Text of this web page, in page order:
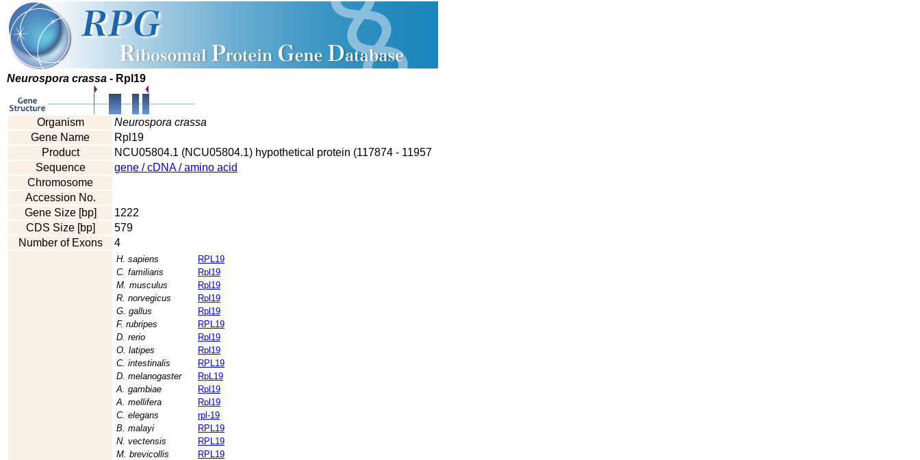
Neurospora crassa - Rpl19
Organism
Neurospora crassa
Gene Name
Rpl19
Product
NCU05804.1 (NCU05804.1) hypothetical protein (117874 - 11957
Sequence
gene / cDNA / amino acid
Chromosome
Accession No.
Gene Size [bp]
1222
CDS Size [bp]
579
Number of Exons
4
H. sapiens
RPL19
C. familiaris
Rpl19
M. musculus
Rpl19
R. norvegicus
Rpl19
G. gallus
Rpl19
F. rubripes
RPL19
D. rerio
Rpl19
O. latipes
Rpl19
C. intestinalis
RPL19
D. melanogaster
RpL19
A. gambiae
Rpl19
A. mellifera
Rpl19
C. elegans
rpl-19
B. malayi
RPL19
N. vectensis
RPL19
M. brevicollis
RPL19